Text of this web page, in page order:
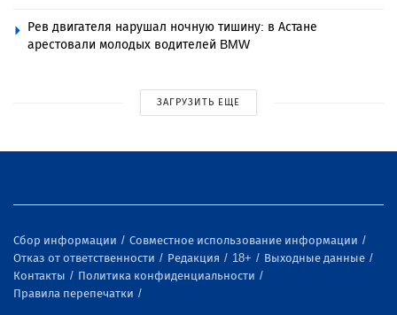
Рев двигателя нарушал ночную тишину: в Астане
арестовали молодых водителей BMW
ЗАГРУЗИТЬ ЕЩЕ
Сбор информации
Совместное использование информации
Отказ от ответственности
Редакция 18+
Выходные данные
Контакты
Политика конфиденциальности
Правила перепечатки